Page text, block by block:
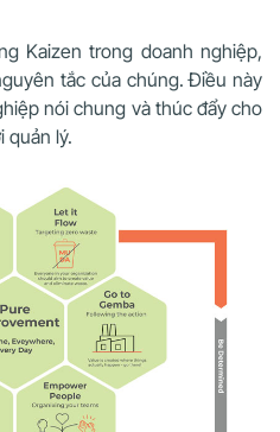
Kaizen trong doanh nghiệp,
tắc của chúng. Điều này
nói chung và thúc đẩy cho
quản lý.